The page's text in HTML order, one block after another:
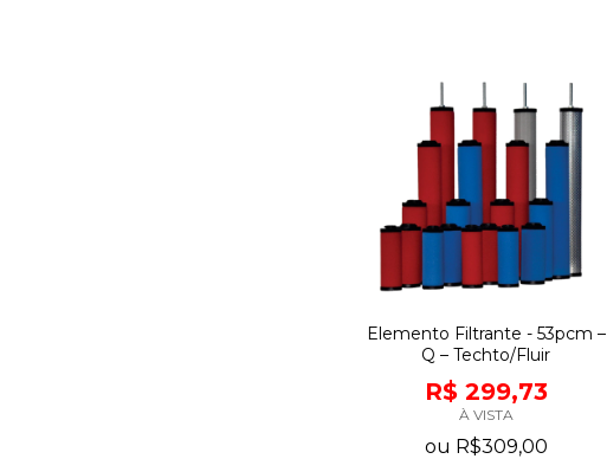
Elemento Filtrante - 53pcm –
Q – Techto/Fluir
R$ 299,73
À VISTA
ou R$309,00